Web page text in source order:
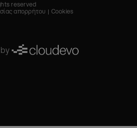
reserved
απορρήτου Cookies